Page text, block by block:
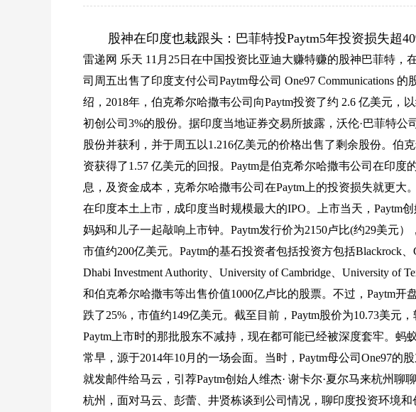
股神在印度也栽跟头：巴菲特投Paytm5年投资损失超
雷递网 乐天 11月25日在中国投资比亚迪大赚特赚的股神巴菲特，
司周五出售了印度支付公司Paytm母公司 One97 Communications
绍，2018年，伯克希尔哈撒韦公司向Paytm投资了约 2.6 亿美元，
初创公司3%的股份。据印度当地证券交易所披露，沃伦·巴菲特公
股份并获利，并于周五以1.216亿美元的价格出售了剩余股份。伯
资获得了1.57 亿美元的回报。Paytm是伯克希尔哈撒韦公司在印度
息，及资金成本，克希尔哈撒韦公司在Paytm上的投资损失就更大
在印度本土上市，成印度当时规模最大的IPO。上市当天，Paytm创
妈妈和儿子一起敲响上市钟。Paytm发行价为2150卢比(约29美元
市值约200亿美元。Paytm的基石投资者包括投资方包括Blackrock、
Dhabi Investment Authority、University of Cambridge、University of
和伯克希尔哈撒韦等出售价值1000亿卢比的股票。不过，Paytm开
跌了25%，市值约149亿美元。截至目前，Paytm股价为10.73美元
Paytm上市时的那批股东不减持，现在都可能已经被深度套牢。蚂
常早，源于2014年10月的一场会面。当时，Paytm母公司One97的
就发邮件给马云，引荐Paytm创始人维杰· 谢卡尔·夏尔马来杭州聊
杭州，面对马云、彭蕾、井贤栋谈到公司情况，聊印度投资环境